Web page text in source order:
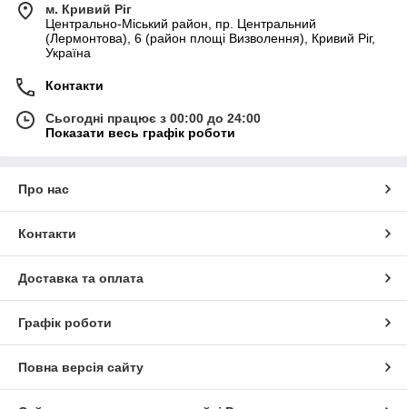
м. Кривий Ріг
Центрально-Міський район, пр. Центральний
(Лермонтова), 6 (район площі Визволення), Кривий Ріг,
Україна
Контакти
Сьогодні працює з 00:00 до 24:00
Показати весь графік роботи
Про нас
Контакти
Доставка та оплата
Графік роботи
Повна версія сайту